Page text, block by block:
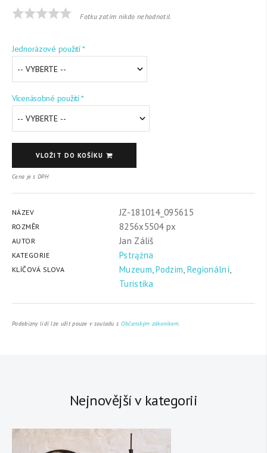
Fotku zatím nikdo nehodnotil.
Jednorázové použití *
Vícenásobné použití *
VLOŽIT DO KOŠÍKU
Cena je s DPH
NÁZEV JZ-181014_095615
ROZMĚR 8256x5504 px
AUTOR Jan Záliš
KATEGORIE Pstrążna
KLÍČOVÁ SLOVA Muzeum,Podzim, Regionální,
Turistika
Podobizny lidí lze užít pouze v souladu s Občanským zákoníkem.
Nejnovější v kategorii